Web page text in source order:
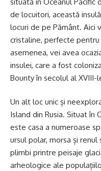
de locuitori, această
locuri de pe Pământ. Aici
cristaline, perfecte pentru
asemenea, vei avea
insulei, care a fost
Bounty în secolul al XVIII-
Un alt loc unic și
Island din Rusia. Situat în
este casa a numeroase
ursul polar, morsa și
plimbi printre peisaje
arheologice ale